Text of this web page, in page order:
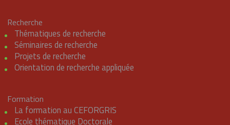
Recherche
Thématiques de recherche
Séminaires de recherche
Projets de recherche
Orientation de recherche appliquée
Formation
La formation au CEFORGRIS
Ecole thématique Doctorale